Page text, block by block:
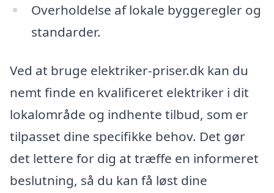
Overholdelse af lokale byggeregler og
standarder.
Ved at bruge elektriker-priser.dk kan du
nemt finde en kvalificeret elektriker i dit
lokalområde og indhente tilbud, som er
tilpasset dine specifikke behov. Det gør
det lettere for dig at træffe en informeret
beslutning, så du kan få løst dine